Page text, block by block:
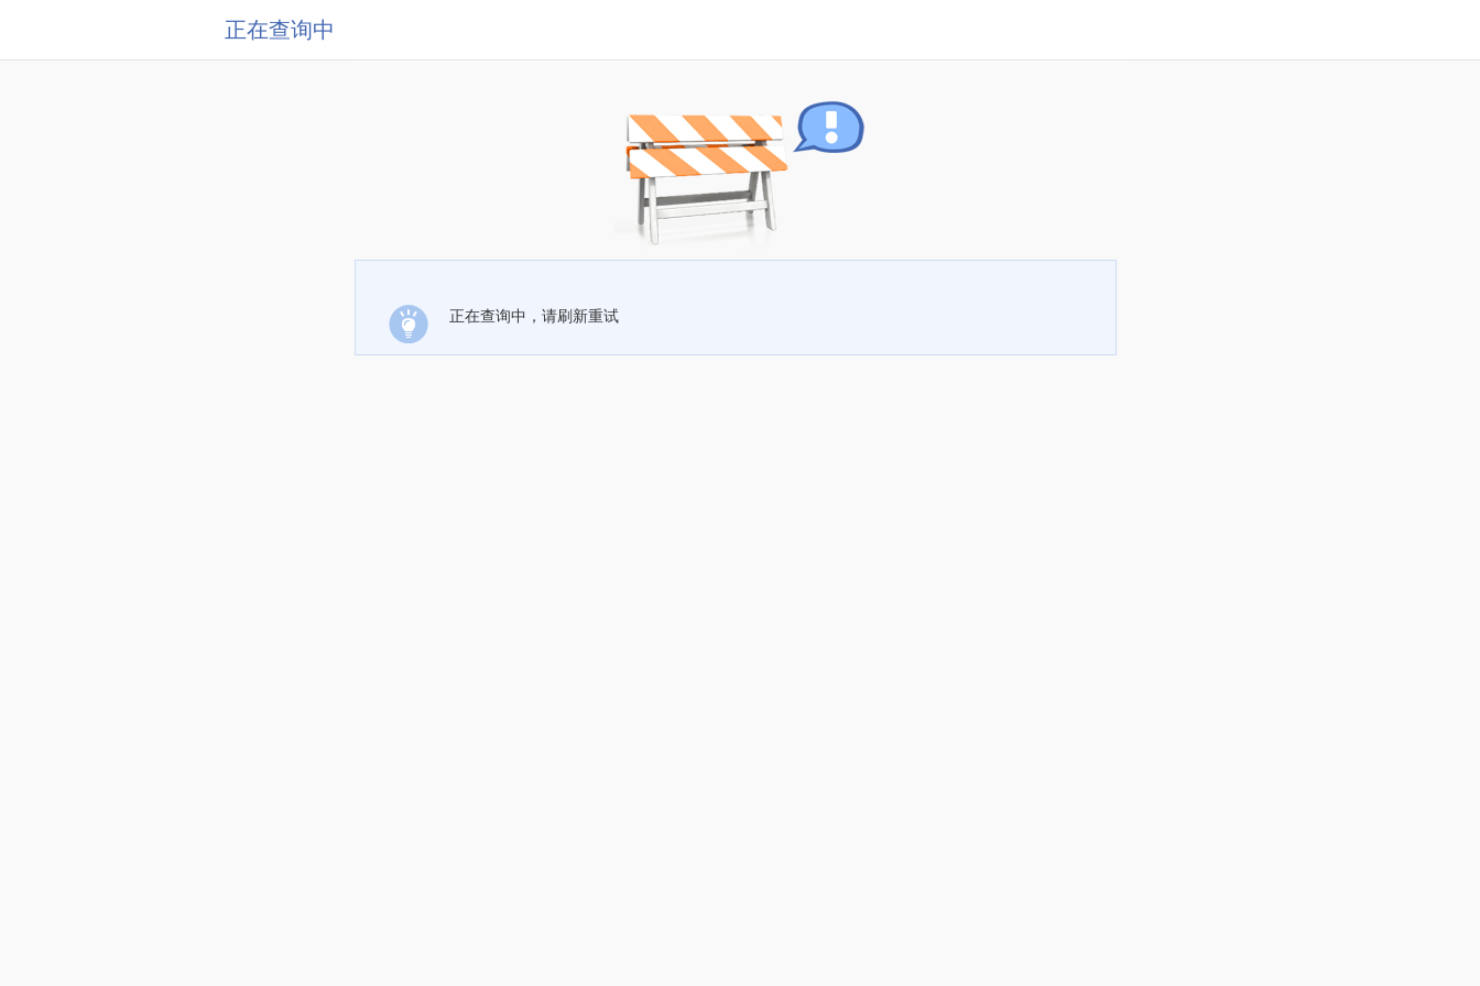
正在查询中
正在查询中，请刷新重试